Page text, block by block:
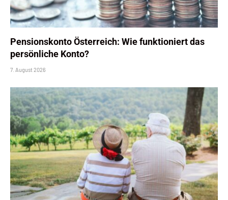
Pensionskonto Österreich: Wie funktioniert das
persönliche Konto?
7. August 2026